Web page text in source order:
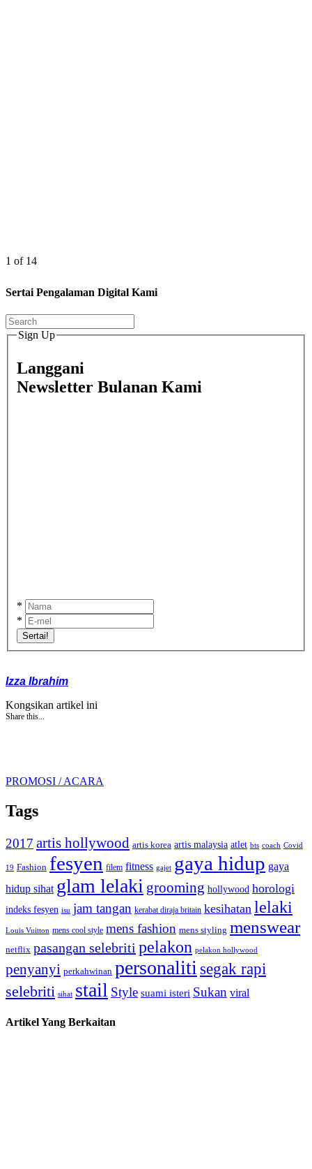
1 of 14
Sertai Pengalaman Digital Kami
Sign Up
Langgani
Newsletter Bulanan Kami
*
*
Sertai!
Izza Ibrahim
Kongsikan artikel ini
Share this...
PROMOSI / ACARA
Tags
2017 artis hollywood artis korea artis malaysia atlet bts coach Covid
19 Fashion fesyen filem fitness gajet gaya hidup gaya
hidup sihat glam lelaki grooming hollywood horologi
indeks fesyen isu jam tangan kerabat diraja britain kesihatan lelaki
Louis Vuitton mens cool style mens fashion mens styling menswear
netflix pasangan selebriti pelakon pelakon hollywood
penyanyi perkahwinan personaliti segak rapi
selebriti sihat stail Style suami isteri Sukan viral
Artikel Yang Berkaitan